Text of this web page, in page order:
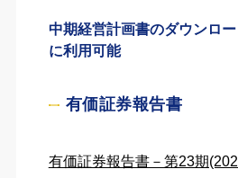
中期経営計画書のダウンロ
に利用可能
有価証券報告書
有価証券報告書－第23期